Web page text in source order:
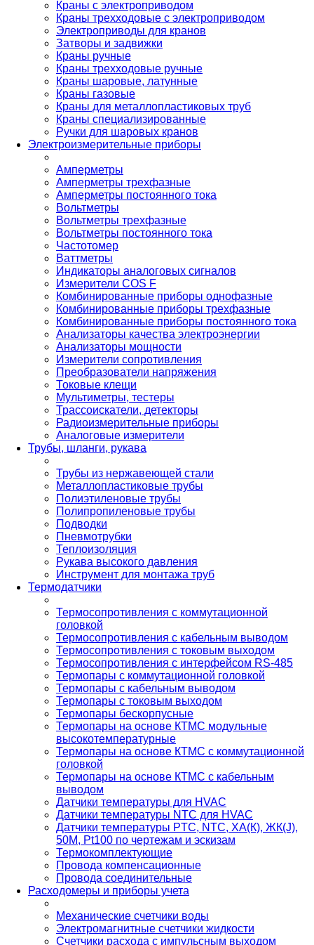
Краны с электроприводом
Краны трехходовые с электроприводом
Электроприводы для кранов
Затворы и задвижки
Краны ручные
Краны трехходовые ручные
Краны шаровые, латунные
Краны газовые
Краны для металлопластиковых труб
Краны специализированные
Ручки для шаровых кранов
Электроизмерительные приборы
Амперметры
Амперметры трехфазные
Амперметры постоянного тока
Вольтметры
Вольтметры трехфазные
Вольтметры постоянного тока
Частотомер
Ваттметры
Индикаторы аналоговых сигналов
Измерители COS F
Комбинированные приборы однофазные
Комбинированные приборы трехфазные
Комбинированные приборы постоянного тока
Анализаторы качества электроэнергии
Анализаторы мощности
Измерители сопротивления
Преобразователи напряжения
Токовые клещи
Мультиметры, тестеры
Трассоискатели, детекторы
Радиоизмерительные приборы
Аналоговые измерители
Трубы, шланги, рукава
Трубы из нержавеющей стали
Металлопластиковые трубы
Полиэтиленовые трубы
Полипропиленовые трубы
Подводки
Пневмотрубки
Теплоизоляция
Рукава высокого давления
Инструмент для монтажа труб
Термодатчики
Термосопротивления с коммутационной
головкой
Термосопротивления с кабельным выводом
Термосопротивления с токовым выходом
Термосопротивления с интерфейсом RS-485
Термопары с коммутационной головкой
Термопары с кабельным выводом
Термопары с токовым выходом
Термопары бескорпусные
Термопары на основе КТМС модульные
высокотемпературные
Термопары на основе КТМС с коммутационной
головкой
Термопары на основе КТМС с кабельным
выводом
Датчики температуры для HVAC
Датчики температуры NTC для HVAC
Датчики температуры PTС, NTC, ХА(К), ЖК(J),
50М, Pt100 по чертежам и эскизам
Термокомплектующие
Провода компенсационные
Провода соединительные
Расходомеры и приборы учета
Механические счетчики воды
Электромагнитные счетчики жидкости
Счетчики расхода с импульсным выходом